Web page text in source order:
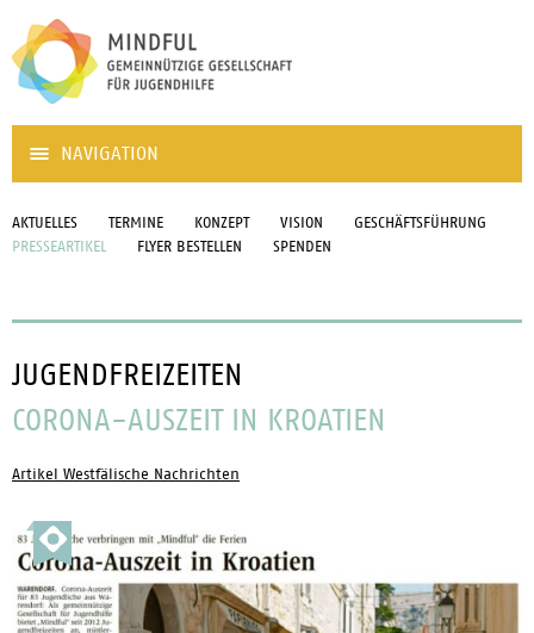
NAVIGATION
AKTUELLES TERMINE KONZEPT VISION
GESCHÄFTSFÜHRUNG
PRESSEARTIKEL
FLYER BESTELLEN SPENDEN
JUGENDFREIZEITEN
CORONA-AUSZEIT IN KROATIEN
Artikel Westfälische Nachrichten